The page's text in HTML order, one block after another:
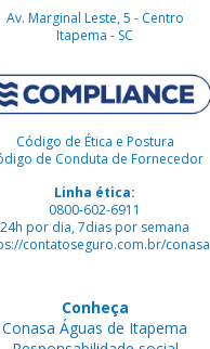
Av. Marginal Leste, 5 - Centro
Itapema - SC
Código de Ética e Postura
de Conduta de Fornecedor
Linha ética:
0800-602-6911
24h por dia, 7dias por semana
contatoseguro.com.br/conasa
Conheça
Conasa Águas de Itapema